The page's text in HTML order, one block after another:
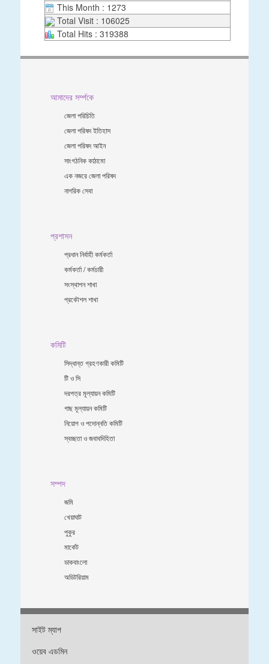
This Month : 1273
Total Visit : 106025
Total Hits : 319388
আমাদের সর্ম্পকে
জেলা পরিচিতি
জেলা পরিষদ ইতিহাস
জেলা পরিষদ আইন
সাংগঠনিক কাঠামো
এক নজরে জেলা পরিষদ
নাগরিক সেবা
প্রশাসন
প্রধান নির্বাহী কর্মকর্তা
কর্মকর্তা / কর্মচারী
সংস্থাপন শাখা
প্রকৌশল শাখা
কমিটি
সিদ্ধান্ত গ্রহণকারী কমিটি
টি ও সি
দরপত্র মূল্যায়ন কমিটি
গাছ মূল্যায়ন কমিটি
নিয়োগ ও পদোন্নতি কমিটি
স্বচ্ছতা ও জবাবদিহিতা
সম্পদ
জমি
খেয়াঘাট
পুকুর
মার্কেট
ডাকবাংলো
অডিটরিয়াম
সাইট ম্যাপ
ওয়েব এডমিন